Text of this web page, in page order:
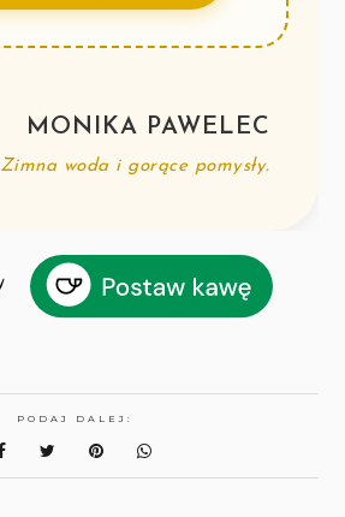
MONIKA PAWELEC
Zimna woda i gorące pomysły.
PODAJ DALEJ: